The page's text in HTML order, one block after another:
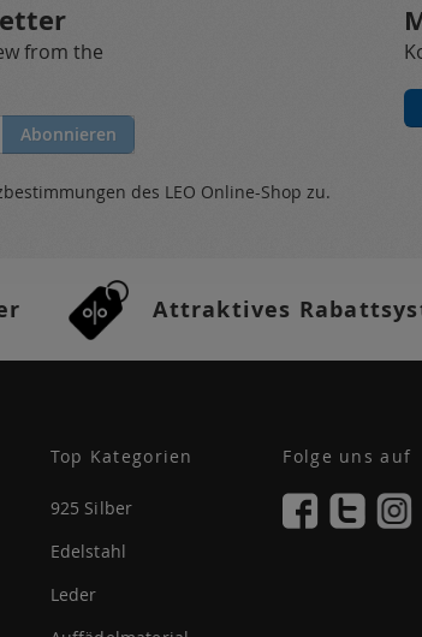
from the
Abonnieren
des LEO Online-Shop zu.
Attraktives
Top Kategorien
925 Silber
Edelstahl
Leder
Folge uns auf